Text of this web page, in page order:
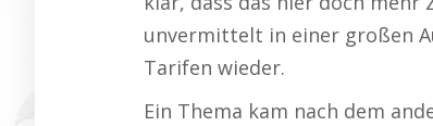
unvermittelt in einer großen
Tarifen wieder.
Ein Thema kam nach dem